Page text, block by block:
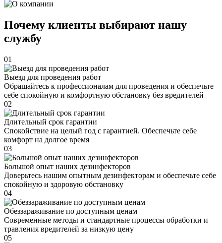
Почему клиенты выбирают нашу
службу
01
Выезд для проведения работ
Обращайтесь к профессионалам для проведения и обеспечьте
себе спокойную и комфортную обстановку без вредителей
02
Длительный срок гарантии
Спокойствие на целый год с гарантией. Обеспечьте себе
комфорт на долгое время
03
Большой опыт наших дезинфекторов
Доверьтесь нашим опытным дезинфекторам и обеспечьте себе
спокойную и здоровую обстановку
04
Обеззараживание по доступным ценам
Современные методы и стандартные процессы обработки и
травления вредителей за низкую цену
05